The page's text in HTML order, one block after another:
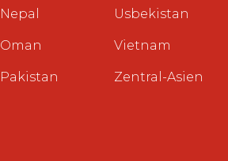
Nepal
Oman
Pakistan
Usbekistan
Vietnam
Zentral-Asien